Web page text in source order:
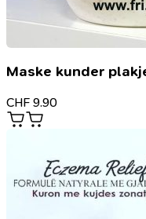
Maske kunder
CHF 9.90